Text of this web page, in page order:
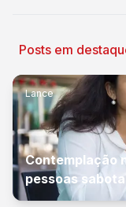
Posts em
Lance
Contemplação
pessoas